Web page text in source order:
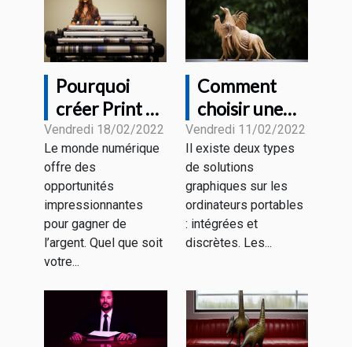
Pourquoi
créer Print on
Demand et
Comment ça
fonctionne?
Vendredi 18/02/2022
Le monde numérique
offre des
opportunités
impressionnantes
pour gagner de
l’argent. Quel que soit
votre...
Comment
choisir une
carte
graphique
pour un
ordinateur
portatif ?
Vendredi 11/02/2022
Il existe deux types
de solutions
graphiques sur les
ordinateurs portables
: intégrées et
discrètes. Les...